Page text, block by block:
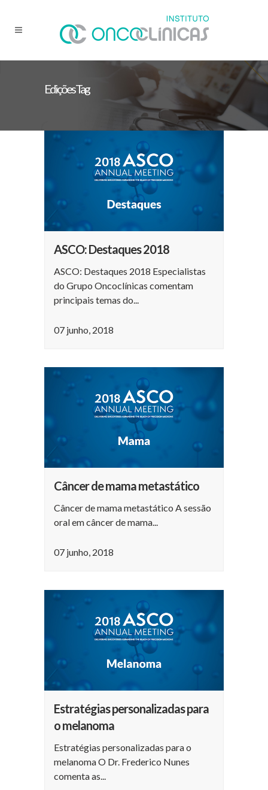
Edições Tag
ASCO: Destaques 2018
ASCO: Destaques 2018 Especialistas
do Grupo Oncoclínicas comentam
principais temas do...
07 junho, 2018
Câncer de mama metastático
Câncer de mama metastático A sessão
oral em câncer de mama...
07 junho, 2018
Estratégias personalizadas para
o melanoma
Estratégias personalizadas para o
melanoma O Dr. Frederico Nunes
comenta as...